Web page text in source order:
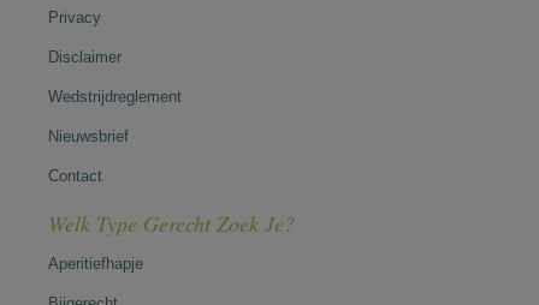
Privacy
Disclaimer
Wedstrijdreglement
Nieuwsbrief
Contact
Welk Type Gerecht Zoek Je?
Aperitiefhapje